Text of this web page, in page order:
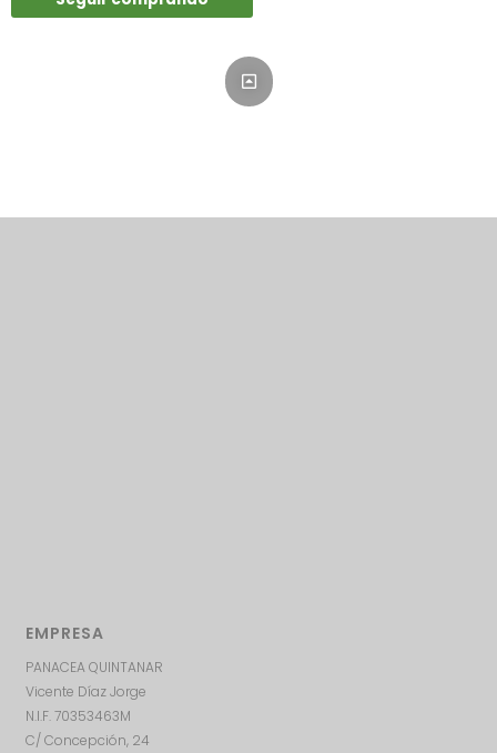
EMPRESA
PANACEA QUINTANAR
Vicente Díaz Jorge
N.I.F. 70353463M
C/ Concepción, 24